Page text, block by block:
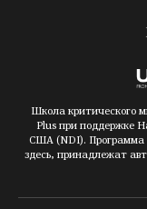
Школа критического
Plus при поддержке
США (NDI). Программа
здесь, принадлежат